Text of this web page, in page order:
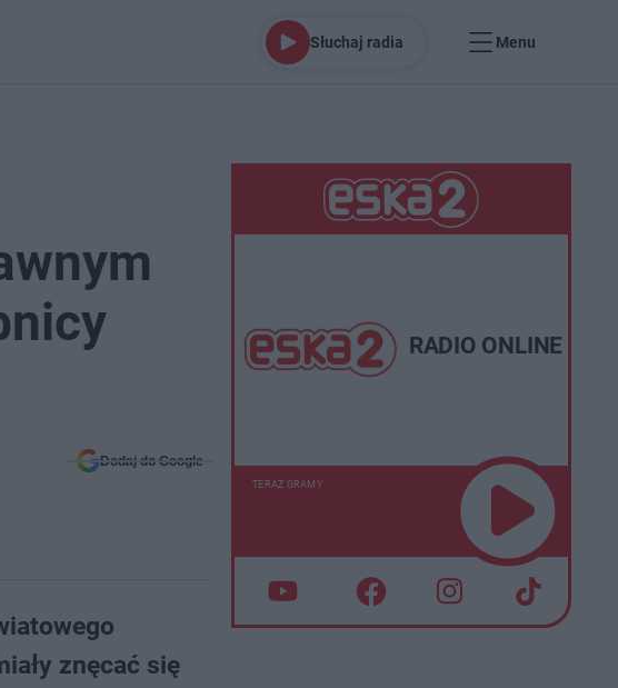
Słuchaj radia Menu
Dodaj do Google
znęcać się
RADIO ONLINE
TERAZ GRAMY